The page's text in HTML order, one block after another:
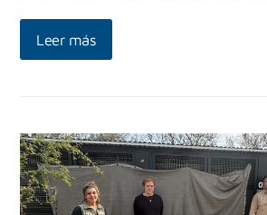
Leer más